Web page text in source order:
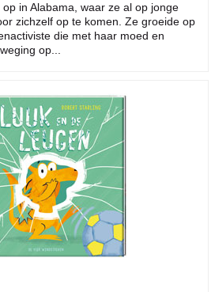
in Alabama, waar ze al op jonge
zichzelf op te komen. Ze groeide op
die met haar moed en
op...